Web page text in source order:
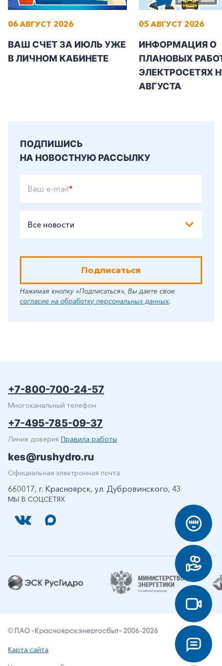
06 АВГУСТ 2026
ВАШ СЧЕТ ЗА ИЮЛЬ УЖЕ
В ЛИЧНОМ КАБИНЕТЕ
05 АВГУСТ 2026
ИНФОРМАЦИЯ О
ПЛАНОВЫХ
ЭЛЕКТРОСЕТЯХ
АВГУСТА
ПОДПИШИСЬ
НА НОВОСТНУЮ РАССЫЛКУ
Ваш e-mail*
Все новости
Подписаться
Нажимая кнопку «Подписаться», Вы даете свое
согласие на обработку персональных данных.
МЫ В СОЦСЕТЯХ
+7-800-700-24-57
Многоканальный телефон
+7-495-785-09-37
Линия доверия Правила работы
kes@rushydro.ru
Официальная электронная почта
660017, г. Красноярск, ул. Дубровинского, 43
© ПАО «Красноярскэнергосбыт» 2006-2026
Карта сайта